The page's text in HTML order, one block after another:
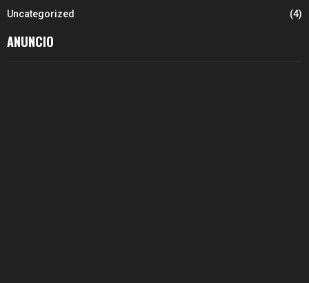
Uncategorized
(4)
ANUNCIO